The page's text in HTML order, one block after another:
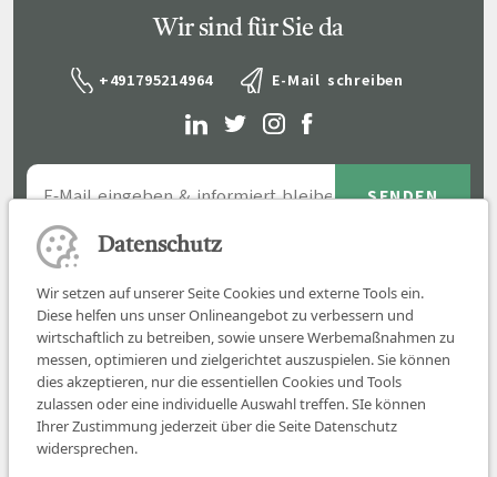
Wir sind für Sie da
+491795214964 E-Mail schreiben
Job finden
Datenschutz
Wir setzen auf unserer Seite Cookies und externe Tools ein.
Diese helfen uns unser Onlineangebot zu verbessern und
wirtschaftlich zu betreiben, sowie unsere Werbemaßnahmen zu
messen, optimieren und zielgerichtet auszuspielen. Sie können
dies akzeptieren, nur die essentiellen Cookies und Tools
zulassen oder eine individuelle Auswahl treffen. SIe können
Ihrer Zustimmung jederzeit über die Seite Datenschutz
widersprechen.